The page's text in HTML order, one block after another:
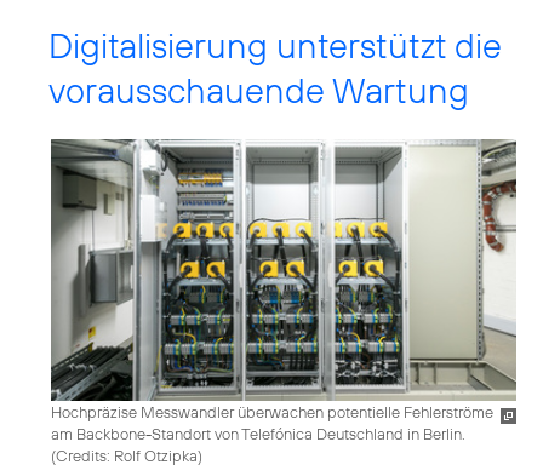
Digitalisierung unterstützt die
vorausschauende Wartung
Hochpräzise Messwandler überwachen potentielle Fehlerströme
am Backbone-Standort von Telefónica Deutschland in Berlin.
(Credits: Rolf Otzipka)